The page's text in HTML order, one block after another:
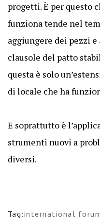
progetti. È per questo
funziona tende nel
aggiungere dei pezzi
clausole del patto
questa è solo
di locale che ha
E soprattutto è
strumenti nuovi a
diversi.
Tag:international